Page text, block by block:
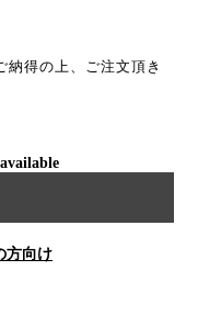
納得の上、ご注文頂き
方向け